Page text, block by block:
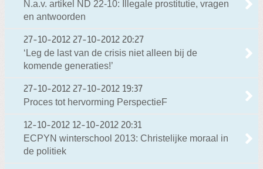
N.a.v. artikel ND 22-10: Illegale prostitutie, vragen
en antwoorden
27-10-2012 27-10-2012 20:27
‘Leg de last van de crisis niet alleen bij de
komende generaties!’
27-10-2012 27-10-2012 19:37
Proces tot hervorming PerspectieF
12-10-2012 12-10-2012 20:31
ECPYN winterschool 2013: Christelijke moraal in
de politiek